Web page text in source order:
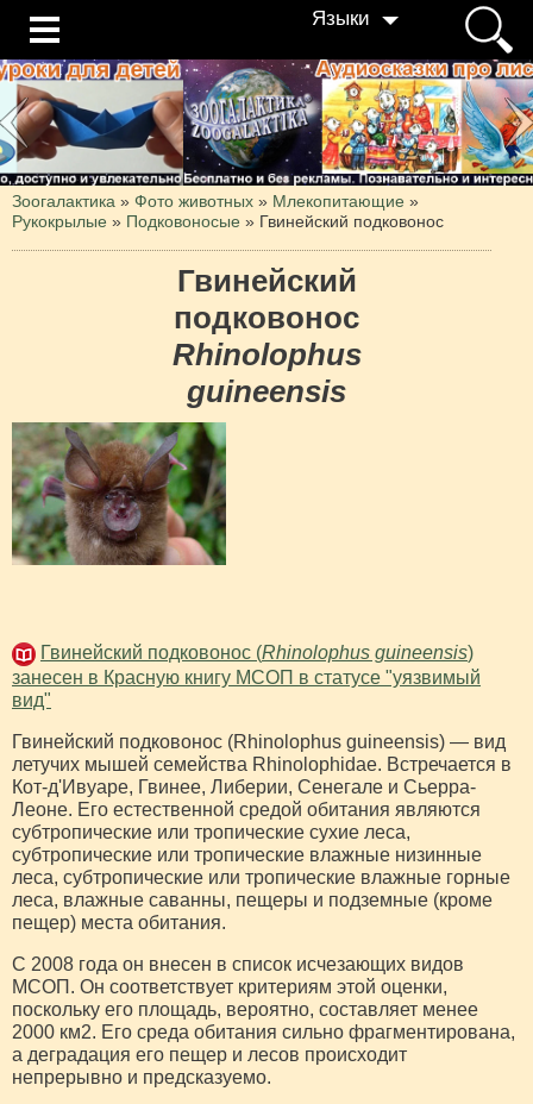
Языки
Зоогалактика » Фото животных » Млекопитающие »
Рукокрылые » Подковоносые » Гвинейский подковонос
Гвинейский
подковонос
Rhinolophus
guineensis
Гвинейский подковонос (Rhinolophus guineensis)
занесен в Красную книгу МСОП в статусе "уязвимый
вид"
Гвинейский подковонос (Rhinolophus guineensis) — вид
летучих мышей семейства Rhinolophidae. Встречается в
Кот-д'Ивуаре, Гвинее, Либерии, Сенегале и Сьерра-
Леоне. Его естественной средой обитания являются
субтропические или тропические сухие леса,
субтропические или тропические влажные низинные
леса, субтропические или тропические влажные горные
леса, влажные саванны, пещеры и подземные (кроме
пещер) места обитания.
С 2008 года он внесен в список исчезающих видов
МСОП. Он соответствует критериям этой оценки,
поскольку его площадь, вероятно, составляет менее
2000 км2. Его среда обитания сильно фрагментирована,
а деградация его пещер и лесов происходит
непрерывно и предсказуемо.